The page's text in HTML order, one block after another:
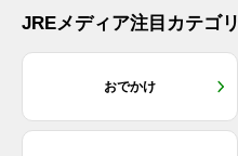
JREメディア注目カテゴリ
おでかけ